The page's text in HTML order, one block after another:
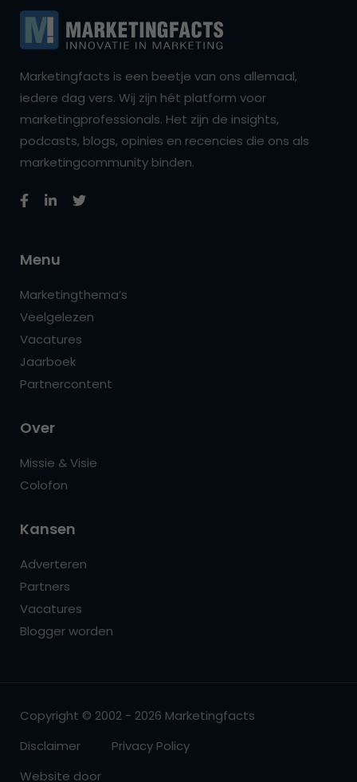
Marketingfacts is een beetje van ons allemaal,
iedere dag vers. Wij zijn hét platform voor
marketingprofessionals. Het zijn de insights,
podcasts, blogs, opinies en recencies die ons als
marketingcommunity binden.
Menu
Marketingthema’s
Veelgelezen
Vacatures
Jaarboek
Partnercontent
Over
Missie & Visie
Colofon
Kansen
Adverteren
Partners
Vacatures
Blogger worden
Copyright © 2002 - 2026 Marketingfacts
Disclaimer
Privacy Policy
Website door